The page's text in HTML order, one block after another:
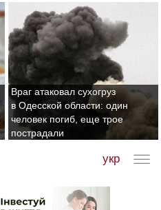
Враг атаковал сухогруз
в Одесской области: один
человек погиб, еще трое
пострадали
укр